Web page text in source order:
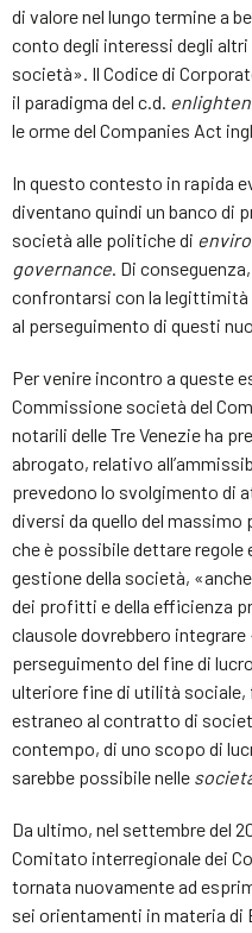
di valore nel lungo termine a
conto degli interessi degli altri
società». Il Codice di
il paradigma del c.d.
le orme del Companies Act
In questo contesto in rapida
diventano quindi un banco di
società alle politiche di
governance . Di
confrontarsi con la
al perseguimento di questi
Per venire incontro a queste
Commissione società del
notarili delle Tre Venezie ha
abrogato, relativo
prevedono lo svolgimento di
diversi da quello del
che è possibile dettare
gestione della società,
dei profitti e della efficienza
clausole dovrebbero
perseguimento del fine di
ulteriore fine di utilità sociale,
estraneo al contratto di
contempo, di uno scopo di
sarebbe possibile nelle
Da ultimo, nel settembre del
Comitato interregionale dei
tornata nuovamente ad
sei orientamenti in materia di